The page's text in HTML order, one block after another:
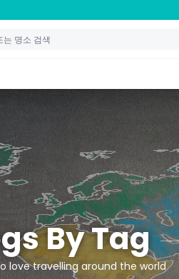
By Tag
love travelling around the world